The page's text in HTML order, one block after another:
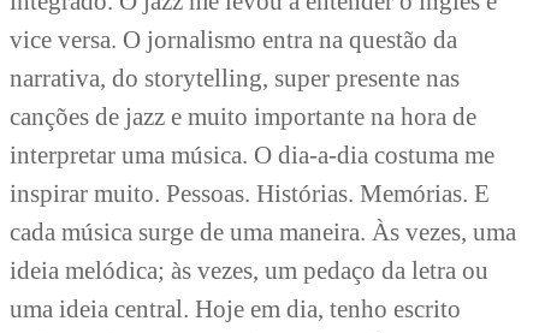
vice versa. O jornalismo entra na questão da
narrativa, do storytelling, super presente nas
canções de jazz e muito importante na hora de
interpretar uma música. O dia-a-dia costuma me
inspirar muito. Pessoas. Histórias. Memórias. E
cada música surge de uma maneira. Às vezes, uma
ideia melódica; às vezes, um pedaço da letra ou
uma ideia central. Hoje em dia, tenho escrito